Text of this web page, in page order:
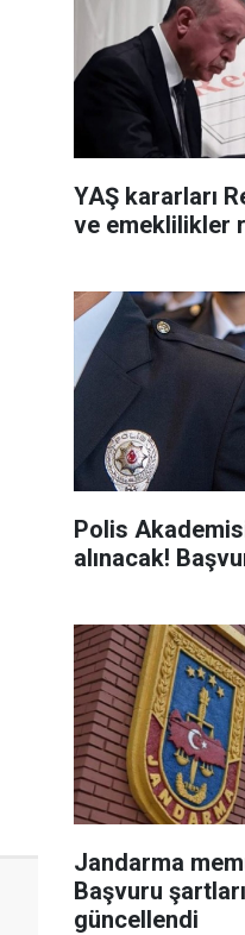
YAŞ kararları
ve emeklilikler
Polis
alınacak!
Jandarma
Başvuru
güncellendi